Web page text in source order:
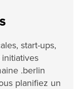
start-ups,
.berlin
planifiez un